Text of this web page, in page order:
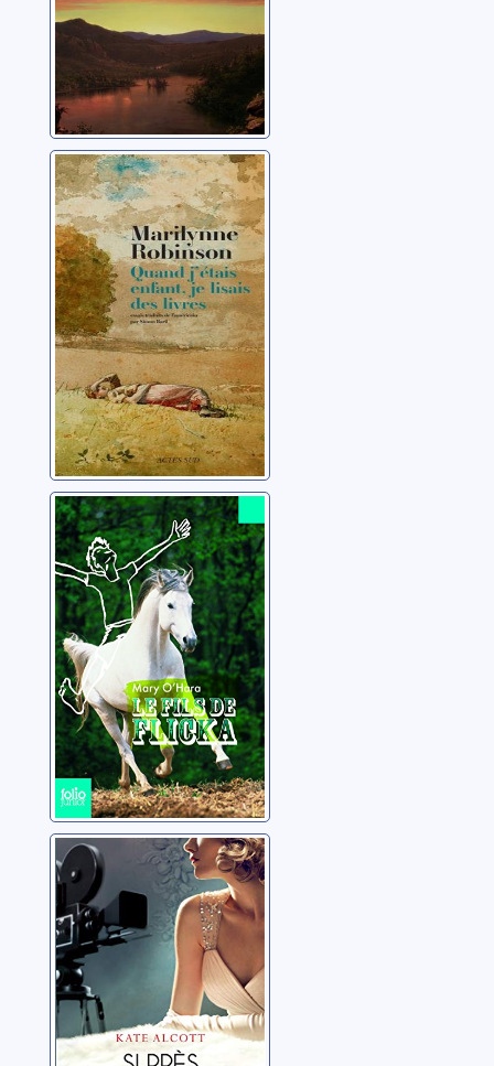
Quand j'étais
enfant, je lisais
des livres
Robinson, Marilynne
Le fils de Flicka
O'Hara, Mary
Si près des
étoiles
Alcott, Kate